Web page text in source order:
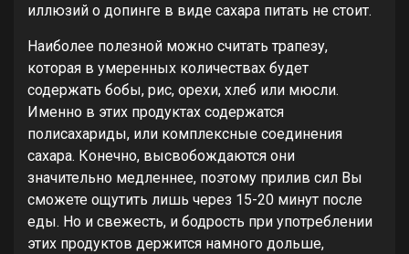
иллюзий о допинге в виде сахара питать не стоит.
Наиболее полезной можно считать трапезу,
которая в умеренных количествах будет
содержать бобы, рис, орехи, хлеб или мюсли.
Именно в этих продуктах содержатся
полисахариды, или комплексные соединения
сахара. Конечно, высвобождаются они
значительно медленнее, поэтому прилив сил Вы
сможете ощутить лишь через 15-20 минут после
еды. Но и свежесть, и бодрость при употреблении
этих продуктов держится намного дольше,